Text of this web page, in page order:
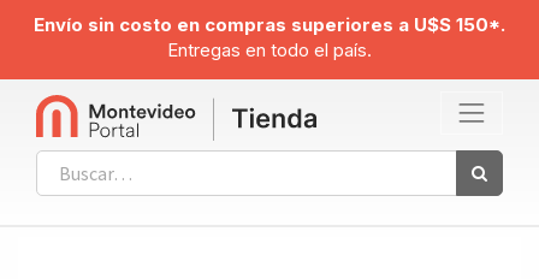
Envío sin costo en compras superiores a U$S 150*.
Entregas en todo el país.